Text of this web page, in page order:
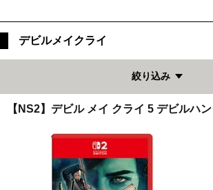
デビルメイクライ
絞り込み
【NS2】デビル メイ クライ 5 デビルハ